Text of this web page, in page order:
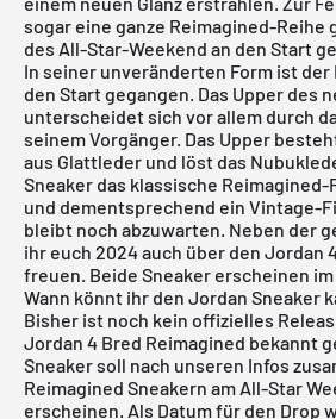
sogar eine ganze Reimagined-Reihe
des All-Star-Weekend an den Start
In seiner unveränderten Form ist der
den Start gegangen. Das Upper des
unterscheidet sich vor allem durch
seinem Vorgänger. Das Upper
aus Glattleder und löst das
Sneaker das klassische
und dementsprechend ein Vintage-
bleibt noch abzuwarten. Neben der
ihr euch 2024 auch über den Jordan
freuen. Beide Sneaker erscheinen im
Wann könnt ihr den Jordan Sneaker
Bisher ist noch kein offizielles
Jordan 4 Bred Reimagined bekannt
Sneaker soll nach unseren Infos
Reimagined Sneakern am All-Star
erscheinen. Als Datum für den Drop